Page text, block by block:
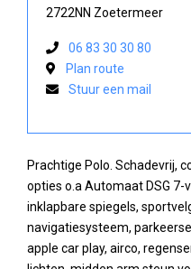
Prachtige Polo. Schadevrij,
opties o.a Automaat DSG 7-
inklapbare spiegels,
navigatiesysteem,
apple car play, airco,
2722NN Zoetermeer
06 83 30 30 80
Plan route
Stuur een mail